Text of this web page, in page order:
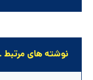
نوشته های